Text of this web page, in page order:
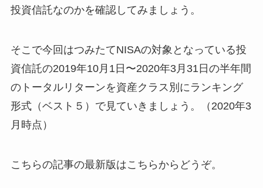
投資信託なのかを確認してみましょう。
そこで今回はつみたてNISAの対象となっている投
資信託の2019年10月1日〜2020年3月31日の半年間
のトータルリターンを資産クラス別にランキング
形式（ベスト５）で見ていきましょう。（2020年3
月時点）
こちらの記事の最新版はこちらからどうぞ。